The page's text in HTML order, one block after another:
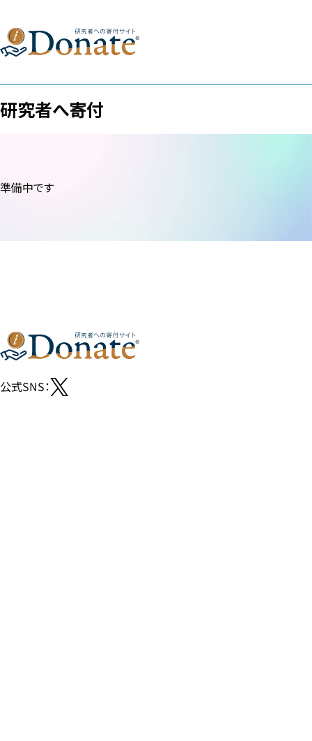
研究者へ寄付
準備中です
公式SNS：